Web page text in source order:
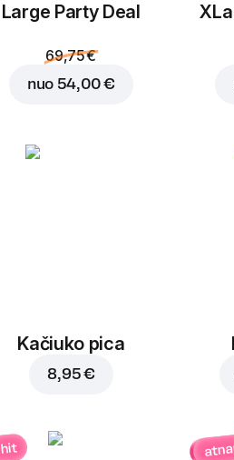
Large Party Deal
69,75 €
nuo 54,00 €
Kačiuko pica
8,95 €
hit